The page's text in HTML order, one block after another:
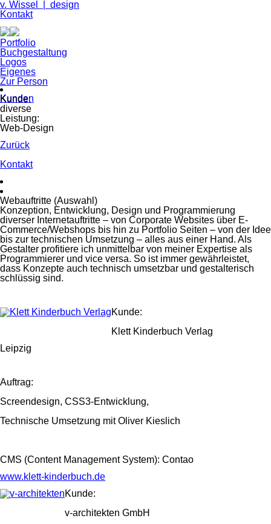
v. Wissel | design
Navigation
Kontakt
Navigation
überspringen
Portfolio
Buchgestaltung
Logos
Eigenes
Zur Person
Navigation
überspringen
Kunden
Kunde:
diverse
Leistung:
Web-Design
Zurück
Navigation
Kontakt
Webauftritte (Auswahl)
Konzeption, Entwicklung, Design und Programmierung
diverser Internetauftritte – von Corporate Websites über E-
Commerce/Webshops bis hin zu Portfolio Seiten – von der Idee
bis zur technischen Umsetzung – alles aus einer Hand. Als
Gestalter profitiere ich unmittelbar von meiner Expertise als
Programmierer und vice versa. So ist immer gewährleistet,
dass Konzepte auch technisch umsetzbar und gestalterisch
schlüssig sind.
Kunde:
Klett Kinderbuch Verlag
Leipzig
Auftrag:
Screendesign, CSS3-Entwicklung,
Technische Umsetzung mit Oliver Kieslich
CMS (Content Management System): Contao
www.klett-kinderbuch.de
Kunde:
v-architekten GmbH